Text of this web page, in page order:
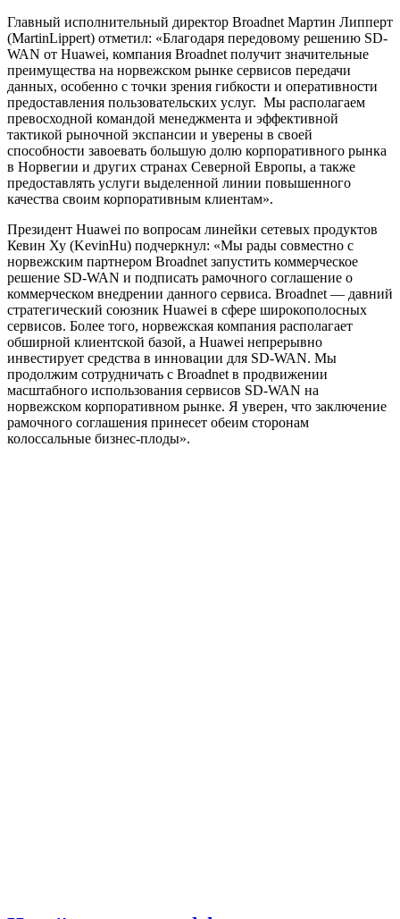
Главный исполнительный директор Broadnet Мартин Липперт
(MartinLippert) отметил: «Благодаря передовому решению SD-
WAN от Huawei, компания Broadnet получит значительные
преимущества на норвежском рынке сервисов передачи
данных, особенно с точки зрения гибкости и оперативности
предоставления пользовательских услуг. Мы располагаем
превосходной командой менеджмента и эффективной
тактикой рыночной экспансии и уверены в своей
способности завоевать большую долю корпоративного рынка
в Норвегии и других странах Северной Европы, а также
предоставлять услуги выделенной линии повышенного
качества своим корпоративным клиентам».
Президент Huawei по вопросам линейки сетевых продуктов
Кевин Ху (KevinHu) подчеркнул: «Мы рады совместно с
норвежским партнером Broadnet запустить коммерческое
решение SD-WAN и подписать рамочного соглашение о
коммерческом внедрении данного сервиса. Broadnet — давний
стратегический союзник Huawei в сфере широкополосных
сервисов. Более того, норвежская компания располагает
обширной клиентской базой, а Huawei непрерывно
инвестирует средства в инновации для SD-WAN. Мы
продолжим сотрудничать с Broadnet в продвижении
масштабного использования сервисов SD-WAN на
норвежском корпоративном рынке. Я уверен, что заключение
рамочного соглашения принесет обеим сторонам
колоссальные бизнес-плоды».